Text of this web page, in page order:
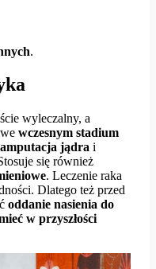
.
wyleczalny, a
wczesnym stadium
amputacja jądra i
się również
. Leczenie raka
Dlatego też przed
oddanie nasienia do
w przyszłości